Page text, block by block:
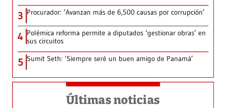
3 Procurador: ‘Avanzan más de 6,500 causas por corrupción’
4 Polémica reforma permite a diputados ‘gestionar obras’ en
sus circuitos
5 Sumit Seth: ‘Siempre seré un buen amigo de Panamá’
Últimas noticias